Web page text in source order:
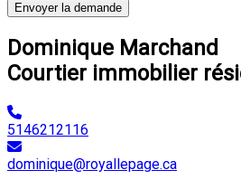
Envoyer la demande
Dominique Marchand
Courtier immobilier
5146212116
dominique@royallepage.ca